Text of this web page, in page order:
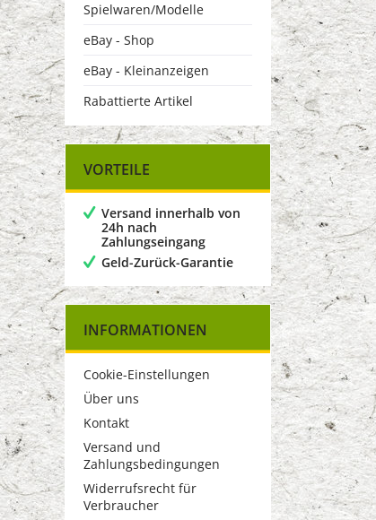
Spielwaren/Modelle
eBay - Shop
eBay - Kleinanzeigen
Rabattierte Artikel
VORTEILE
Versand innerhalb von
24h nach
Zahlungseingang
Geld-Zurück-Garantie
INFORMATIONEN
Cookie-Einstellungen
Über uns
Kontakt
Versand und
Zahlungsbedingungen
Widerrufsrecht für
Verbraucher